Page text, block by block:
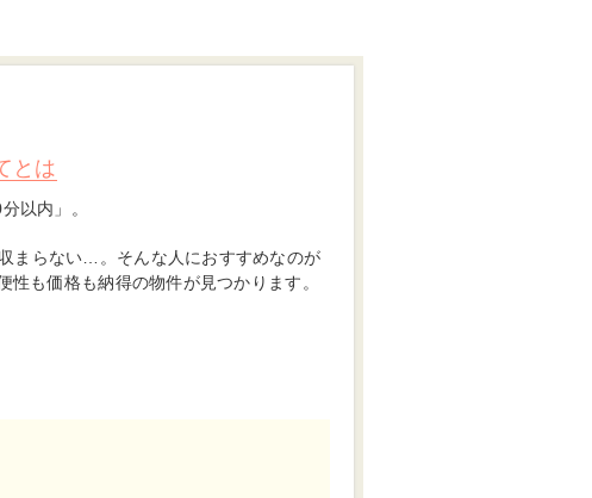
とは
以内」。
まらない…。そんな人におすすめなのが
性も価格も納得の物件が見つかります。